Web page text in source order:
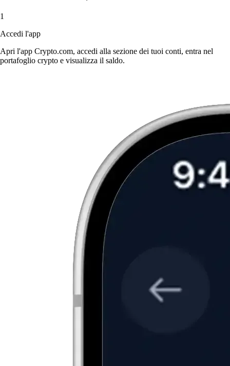
1
Accedi l'app
Apri l'app Crypto.com, accedi alla sezione dei tuoi conti, entra nel
portafoglio crypto e visualizza il saldo.